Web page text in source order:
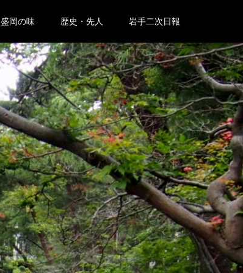
盛岡の味 歴史・先人 岩手二次日報